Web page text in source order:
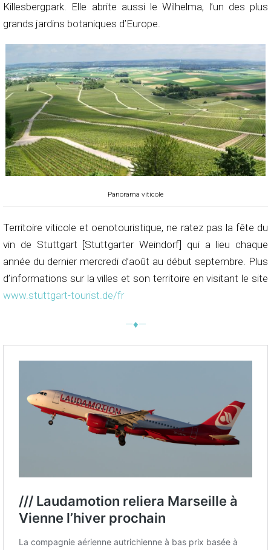
Killesbergpark. Elle abrite aussi le Wilhelma, l’un des plus
grands jardins botaniques d’Europe.
Panorama viticole
Territoire viticole et oenotouristique, ne ratez pas la fête du
vin de Stuttgart [Stuttgarter Weindorf] qui a lieu chaque
année du dernier mercredi d’août au début septembre. Plus
d’informations sur la villes et son territoire en visitant le site
www.stuttgart-tourist.de/fr
—♦—